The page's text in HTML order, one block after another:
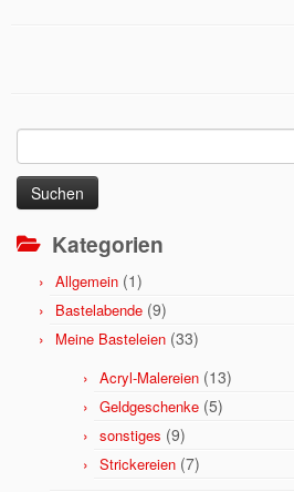
nach:
Kategorien
Allgemein (1)
Bastelabende (9)
Meine Basteleien (33)
Acryl-Malereien (13)
Geldgeschenke (5)
sonstiges (9)
Strickereien (7)